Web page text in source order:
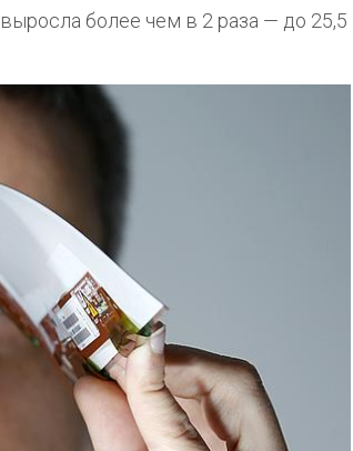
более чем в 2 раза — до 25,5